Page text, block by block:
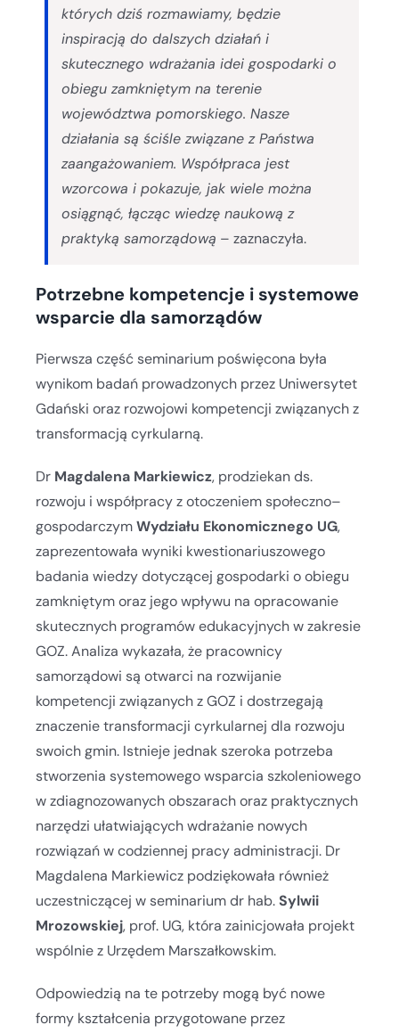
których dziś rozmawiamy, będzie
inspiracją do dalszych działań i
skutecznego wdrażania idei gospodarki o
obiegu zamkniętym na terenie
województwa pomorskiego. Nasze
działania są ściśle związane z Państwa
zaangażowaniem. Współpraca jest
wzorcowa i pokazuje, jak wiele można
osiągnąć, łącząc wiedzę naukową z
praktyką samorządową – zaznaczyła.
Potrzebne kompetencje i systemowe
wsparcie dla samorządów
Pierwsza część seminarium poświęcona była
wynikom badań prowadzonych przez Uniwersytet
Gdański oraz rozwojowi kompetencji związanych z
transformacją cyrkularną.
Dr Magdalena Markiewicz, prodziekan ds.
rozwoju i współpracy z otoczeniem społeczno–
gospodarczymWydziału Ekonomicznego UG,
zaprezentowała wyniki kwestionariuszowego
badania wiedzy dotyczącej gospodarki o obiegu
zamkniętym oraz jego wpływu na opracowanie
skutecznych programów edukacyjnych w zakresie
GOZ. Analiza wykazała, że pracownicy
samorządowi są otwarci na rozwijanie
kompetencji związanych z GOZ i dostrzegają
znaczenie transformacji cyrkularnej dla rozwoju
swoich gmin. Istnieje jednak szeroka potrzeba
stworzenia systemowego wsparcia szkoleniowego
w zdiagnozowanych obszarach oraz praktycznych
narzędzi ułatwiających wdrażanie nowych
rozwiązań w codziennej pracy administracji. Dr
Magdalena Markiewicz podziękowała również
uczestniczącej w seminarium dr hab.Sylwii
Mrozowskiej, prof. UG, która zainicjowała projekt
wspólnie z Urzędem Marszałkowskim.
Odpowiedzią na te potrzeby mogą być nowe
formy kształcenia przygotowane przez